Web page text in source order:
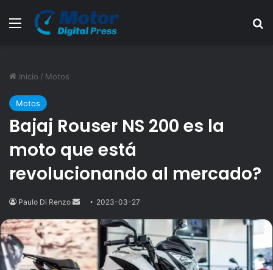
Menú
Inicio / Motos
Motos
Bajaj Rouser NS 200 es la
moto que está
revolucionando al mercado?
Paulo Di Renzo
Send
email
2023-03-27